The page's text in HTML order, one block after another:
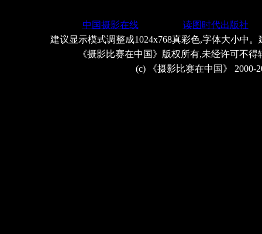
中国摄影在线
读图时代出版社
建议显示模式调整成1024x768真彩色,字体大小中
《摄影比赛在中国》版权所有,未经许可不
(c) 《摄影比赛在中国》 2000-